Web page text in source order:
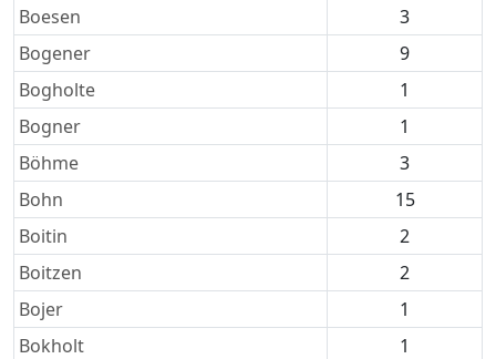
Boesen
3
Bogener
9
Bogholte
1
Bogner
1
Böhme
3
Bohn
15
Boitin
2
Boitzen
2
Bojer
1
Bokholt
1